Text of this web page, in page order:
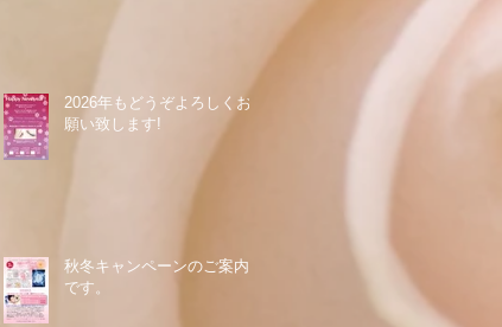
2026年もどうぞよろしくお
願い致します!
秋冬キャンペーンのご案内
です。